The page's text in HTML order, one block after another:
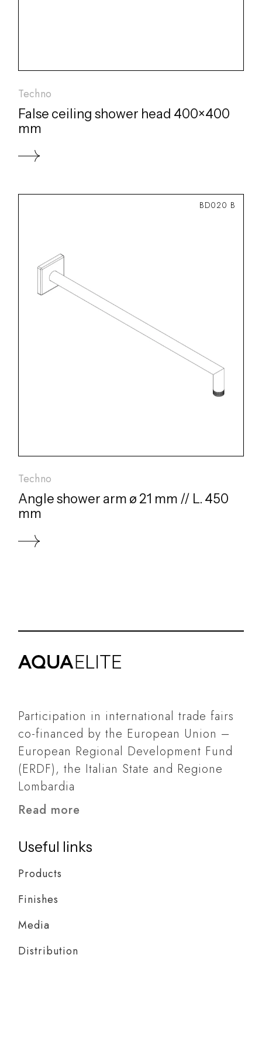
Techno
False ceiling shower head 400×400
mm
BD020 B
Techno
Angle shower arm ø 21 mm // L. 450
mm
Participation in international trade fairs
co-financed by the European Union –
European Regional Development Fund
(ERDF), the Italian State and Regione
Lombardia
Read more
Useful links
Products
Finishes
Media
Distribution